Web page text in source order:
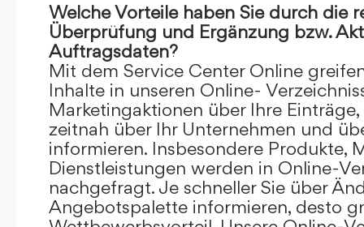
Welche Vorteile haben Sie durch die
Überprüfung und Ergänzung bzw.
Auftragsdaten?
Mit dem Service Center Online
Inhalte in unseren Online-
Marketingaktionen über Ihre
zeitnah über Ihr Unternehmen und
informieren. Insbesondere Produkte,
Dienstleistungen werden in Online-
nachgefragt. Je schneller Sie über
Angebotspalette informieren, desto